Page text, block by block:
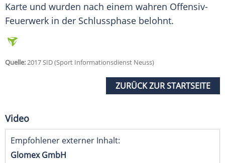
Karte und wurden nach einem wahren Offensiv-
Feuerwerk in der Schlussphase belohnt.
Quelle:2017 SID (Sport Informationsdienst Neuss)
ZURÜCK ZUR STARTSEITE
Video
Empfohlener externer Inhalt:
Glomex GmbH